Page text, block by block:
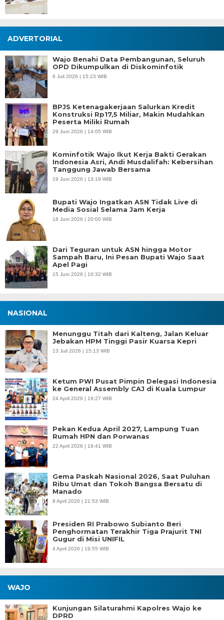
ADVERTORIAL
Wajo Benahi Data Pembangunan, Seluruh
OPD Dikumpulkan di Diskominfotik
6 Juli 2026 | 15:23 WIB
BPJS Ketenagakerjaan Salurkan Kredit
Konstruksi Rp17,5 Miliar, Makin Mudahkan
Peserta Miliki Rumah
29 Juni 2026 | 14:05 WIB
Kominfotik Wajo Ikut Kerja Bakti Gerakan
Indonesia Asri, Andi Musdalifah: Kebersihan
Tanggung Jawab Bersama
19 Juni 2026 | 13:19 WIB
Bupati Wajo Ingatkan ASN Tidak Live di
Media Sosial Selama Jam Kerja
18 Juni 2026 | 20:00 WIB
Dari Teguran untuk ASN hingga Motor
Sampah Baru, Ini Pesan Bupati Wajo Saat
Apel Pagi
15 Juni 2026 | 10:32 WIB
NASIONAL
Menunggu Titah dari Kalteng, Jalan Keluar
Jebakan HPM Tinggi Pasir Kuarsa Kepri
13 Juli 2026 | 15:13 WIB
Ketum PWI Pusat Pimpin Delegasi Indonesia
ke General Assembly CAJ di Kuala Lumpur
24 April 2026 | 19:27 WIB
Pekan Kedua April 2027, Lampung Tuan
Rumah HPN dan Porwanas
22 April 2026 | 19:41 WIB
Gema Paskah Nasional 2026, Saat Puluhan
Ribu Umat dan Tokoh Bangsa Bersatu di
Manado
8 April 2026 | 21:53 WIB
Presiden RI Prabowo Subianto Beri
Penghormatan Terakhir Tiga Prajurit TNI
Gugur di Misi UNIFIL
4 April 2026 | 19:55 WIB
WAJO
Kunjungan Silaturahmi Kapolres Wajo ke
DPRD